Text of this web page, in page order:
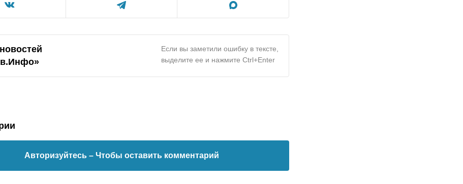
Если вы заметили ошибку в тексте,
выделите ее и нажмите Ctrl+Enter
Авторизуйтесь – Чтобы оставить комментарий